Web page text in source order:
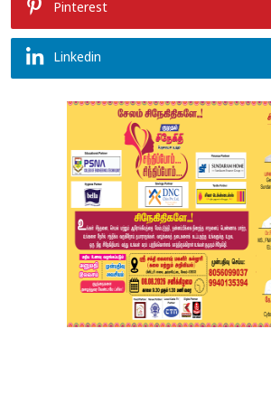
Pinterest
Linkedin